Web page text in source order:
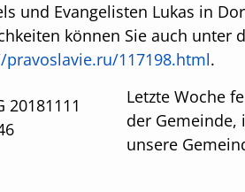
und Evangelisten Lukas in
können Sie auch unter
117198.html.
Letzte Woche
der Gemeinde,
unsere